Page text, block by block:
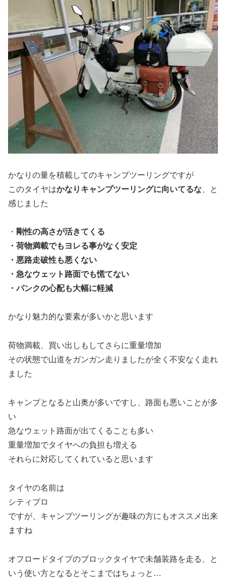
かなりの量を積載してのキャンプツーリングですが
このタイヤはかなりキャンプツーリングに向いてるな 、と
感じました
・ 剛性の高さが活きてくる
・荷物満載でもヨレる事がなく安定
・悪路走破性も悪くない
・急なウェット路面でも慌てない
・パンクの心配も大幅に軽減
かなり魅力的な要素が多いかと思います
荷物満載、買い出しもしてさらに重量増加
その状態で山道をガンガン走りましたが全く不安なく走れ
ました
キャンプとなると山奥が多いですし、路面も悪いことが多
い
急なウェット路面が出てくることも多い
重量増加でタイヤへの負担も増える
それらに対応してくれていると思います
タイヤの名前は
シティプロ
ですが、キャンプツーリングが趣味の方にもオススメ出来
ますね
オフロードタイプのブロックタイヤで未舗装路を走る、と
いう使い方となるとそこまではちょっと…